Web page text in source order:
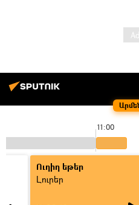
11:00
Ուղիղ եթեր
Լուրեր